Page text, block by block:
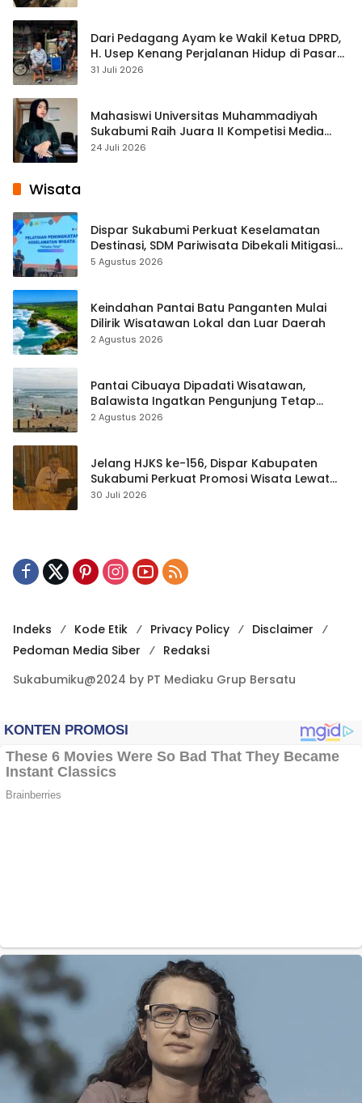
Dari Pedagang Ayam ke Wakil Ketua DPRD,
H. Usep Kenang Perjalanan Hidup di Pasar
Cisaat
31 Juli 2026
Mahasiswi Universitas Muhammadiyah
Sukabumi Raih Juara II Kompetisi Media
Pembelajaran Digital Tingkat Internasional
24 Juli 2026
Wisata
Dispar Sukabumi Perkuat Keselamatan
Destinasi, SDM Pariwisata Dibekali Mitigasi
hingga Teknik Evakuasi
5 Agustus 2026
Keindahan Pantai Batu Panganten Mulai
Dilirik Wisatawan Lokal dan Luar Daerah
2 Agustus 2026
Pantai Cibuaya Dipadati Wisatawan,
Balawista Ingatkan Pengunjung Tetap
Waspada
2 Agustus 2026
Jelang HJKS ke-156, Dispar Kabupaten
Sukabumi Perkuat Promosi Wisata Lewat
Publikasi Digital
30 Juli 2026
Indeks Kode Etik Privacy Policy
Disclaimer
Pedoman Media Siber
Redaksi
Sukabumiku@2024 by PT Mediaku Grup Bersatu